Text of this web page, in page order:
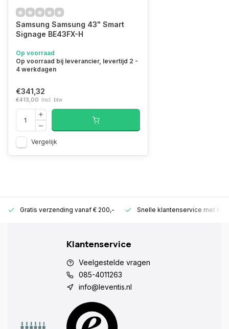
Samsung Samsung 43" Smart
Signage BE43FX-H
Op voorraad
Op voorraad bij leverancier, levertijd 2 -
4 werkdagen
€341,32
€413,00 Incl. btw
Vergelijk
Gratis verzending vanaf € 200,- Snelle klantenservice met
Klantenservice
Veelgestelde vragen
085-4011263
info@leventis.nl